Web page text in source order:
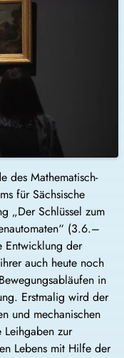
des Mathematisch-
für Sächsische
„Der Schlüssel zum
(3.6.–
der
auch heute noch
in
Erstmalig wird der
und mechanischen
Leihgaben zur
Lebens mit Hilfe der